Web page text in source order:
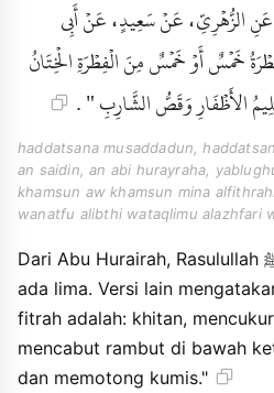
الزُّهْرِيِّ، عَنْ سَعِيدٍ، عَنْ أَبِي
خَمْسٌ أَوْ خَمْسٌ مِنَ الْفِطْرَةِ الْخِتَانُ
الأَظْفَارِ وَقَصُّ الشَّارِبِ " .
haddatsana musaddadun,
an saidin, an abi hurayraha,
khamsun aw khamsun mina
wanatfu alibthi wataqlimu alazhfari
Dari Abu Hurairah, Rasulullah ﷺ bersabda: "Fitrah itu
ada lima. Versi lain
fitrah adalah: khitan,
mencabut rambut di bawah
dan memotong kumis."